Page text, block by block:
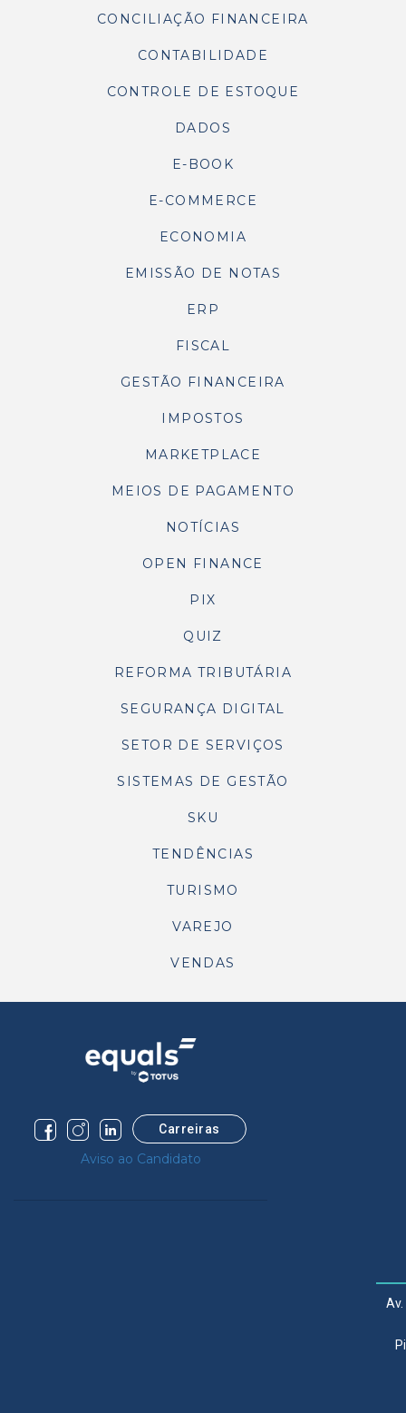
CONCILIAÇÃO FINANCEIRA
CONTABILIDADE
CONTROLE DE ESTOQUE
DADOS
E-BOOK
E-COMMERCE
ECONOMIA
EMISSÃO DE NOTAS
ERP
FISCAL
GESTÃO FINANCEIRA
IMPOSTOS
MARKETPLACE
MEIOS DE PAGAMENTO
NOTÍCIAS
OPEN FINANCE
PIX
QUIZ
REFORMA TRIBUTÁRIA
SEGURANÇA DIGITAL
SETOR DE SERVIÇOS
SISTEMAS DE GESTÃO
SKU
TENDÊNCIAS
TURISMO
VAREJO
VENDAS
Carreiras
Aviso ao Candidato